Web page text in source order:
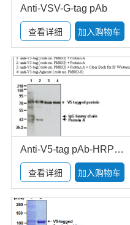
Anti-VSV-G-tag pAb
查看详细 加入购物车
Anti-V5-tag pAb-HRP-DirecT
查看详细 加入购物车